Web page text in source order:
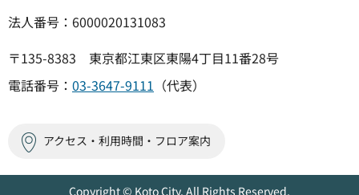
法人番号：6000020131083
〒135-8383 東京都江東区東陽4丁目11番28号
電話番号： 03-3647-9111 （代表）
アクセス・利用時間・フロア案内
Copyright © Koto City. All Rights Reserved.